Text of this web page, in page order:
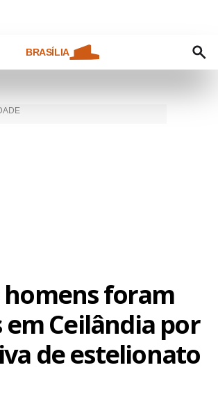
BRASÍLIA
homens foram
em Ceilândia por
de estelionato